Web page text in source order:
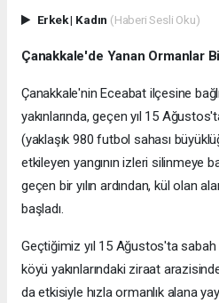
Erkek| Kadın (Haberi Sesli Oku)
Çanakkale'de Yanan Ormanlar
Çanakkale'nin Eceabat ilçesine
yakınlarında, geçen yıl 15
(yaklaşık 980 futbol sahası
etkileyen yangının izleri silinmeye
geçen bir yılın ardından, kül olan
başladı.
Geçtiğimiz yıl 15 Ağustos'ta
köyü yakınlarındaki ziraat
da etkisiyle hızla ormanlık alana